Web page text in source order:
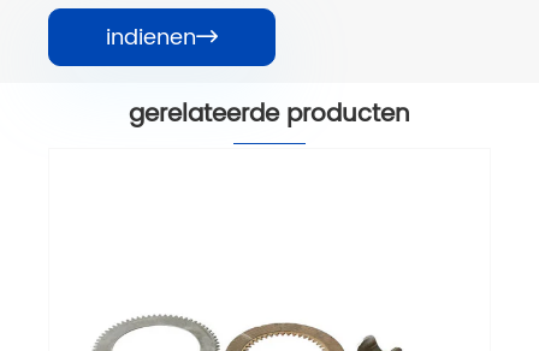
indienen
gerelateerde producten